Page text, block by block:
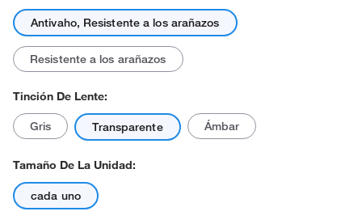
Antivaho, Resistente a los arañazos
Resistente a los arañazos
Tinción De Lente:
Gris Transparente Ámbar
Tamaño De La Unidad:
cada uno